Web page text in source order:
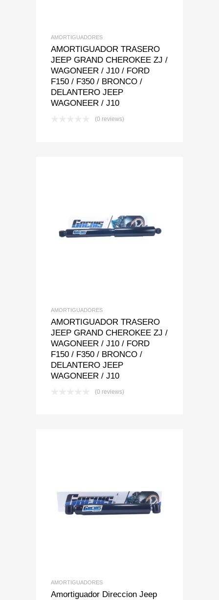
AMORTIGUADORES
AMORTIGUADOR TRASERO
JEEP GRAND CHEROKEE ZJ /
WAGONEER / J10 / FORD
F150 / F350 / BRONCO /
DELANTERO JEEP
WAGONEER / J10
(0 reviews)
Add to Wishlist
Add to Compare
AMORTIGUADORES
AMORTIGUADOR TRASERO
JEEP GRAND CHEROKEE ZJ /
WAGONEER / J10 / FORD
F150 / F350 / BRONCO /
DELANTERO JEEP
WAGONEER / J10
(0 reviews)
Add to Wishlist
Add to Compare
AMORTIGUADORES
Amortiguador Direccion Jeep